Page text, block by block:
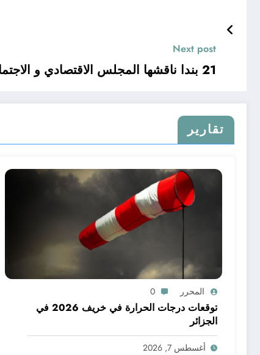
Next post
21 بندا ناقشها المجلس الاقتصادي و الاجتماعي العربي
تقارير
المحرر 0
توقعات درجات الحرارة في خريف 2026 في
الجزائر
أغسطس 7, 2026